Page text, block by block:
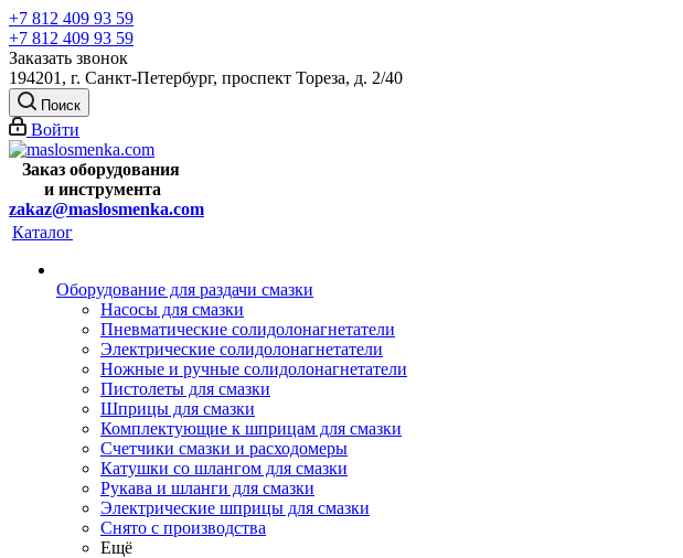
+7 812 409 93 59
+7 812 409 93 59
Заказать звонок
194201, г. Санкт-Петербург, проспект Тореза, д. 2/40
Поиск
Войти
Заказ оборудования
и инструмента
zakaz@maslosmenka.com
Каталог
Оборудование для раздачи смазки
Насосы для смазки
Пневматические солидолонагнетатели
Электрические солидолонагнетатели
Ножные и ручные солидолонагнетатели
Пистолеты для смазки
Шприцы для смазки
Комплектующие к шприцам для смазки
Счетчики смазки и расходомеры
Катушки со шлангом для смазки
Рукава и шланги для смазки
Электрические шприцы для смазки
Снято с производства
Ещё